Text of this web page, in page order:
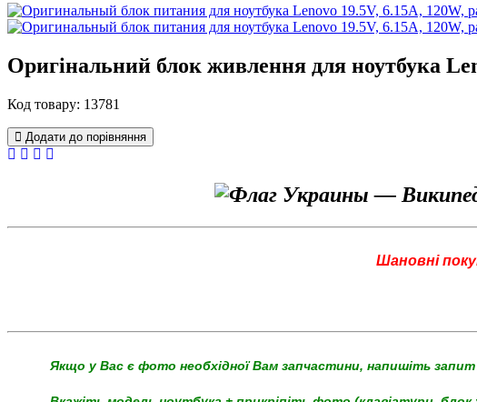
Оригінальний блок живлення для ноутбука
Код товару: 13781
Додати до порівняння
Шановні
Якщо у Вас є фото необхідної Вам запчастини, напишіть запит